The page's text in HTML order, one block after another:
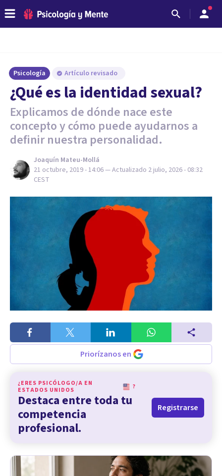
Psicología Artículo revisado
¿Qué es la identidad sexual?
Explicamos de dónde nace este
concepto y cómo puede ayudarnos a
definir nuestra personalidad.
Joaquín Mateu-Mollá
21 octubre, 2019 - 14:06— Actualizado 2 julio, 2026 - 08:32
CEST
Priorízanos en
¿ERES PSICÓLOGO/A EN
ESTADOS UNIDOS
?
Destaca entre toda tu
competencia
profesional.
Registrarse